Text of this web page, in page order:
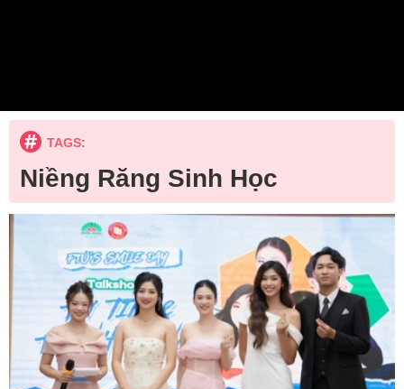
TAGS:
Niềng Răng Sinh Học